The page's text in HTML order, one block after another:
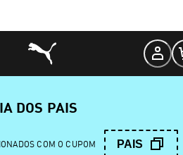
DOS PAIS
COM O CUPOM PAIS